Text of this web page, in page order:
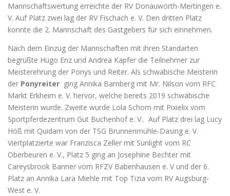
Mannschaftswertung erreichte der RV Donauwörth-Mertingen e.
V. Auf Platz zwei lag der RV Fischach e. V. Den dritten Platz
konnte die 2. Mannschaft des Gastgebers für sich einnehmen.
Nach dem Einzug der Mannschaften mit ihren Standarten
begrüßte Hugo Enz und Andrea Kapfer die Teilnehmer zur
Meisterehrung der Ponys und Reiter. Als schwäbische Meisterin
der Ponyreiter ging Annika Bamberg mit Mr. Nilson vom RFC
Markt Erkheim e. V. hervor, welche bereits 2019 schwäbische
Meisterin wurde. Zweite wurde Lola Schorn mit Pixielix vom
Sportpferdezentrum Gut Buchenhof e. V.. Auf Platz drei lag Lucy
Höß mit Quidam von der TSG Brunnenmühle-Dasing e. V.
Viertplatzierte war Franzisca Zeller mit Sunlight vom RC
Oberbeuren e. V., Platz 5 ging an Josephine Bechter mit
Careysbrook Banner vom RFZV Babenhausen e. V und der 6.
Platz an Annika Lara Miehle mit Top Tizia vom RV Augsburg-
West e. V.